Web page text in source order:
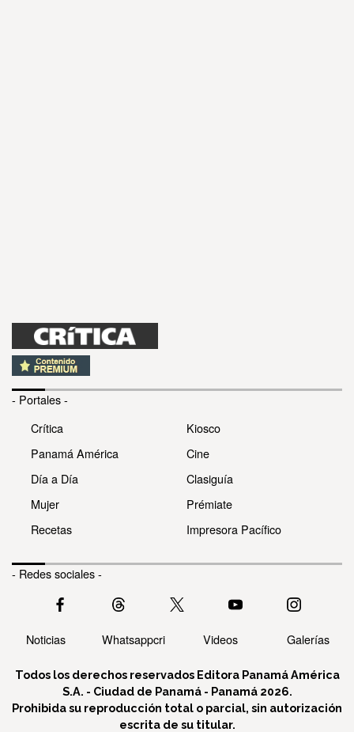
- Portales -
Crítica
Panamá América
Día a Día
Mujer
Recetas
Kiosco
Cine
Clasiguía
Prémiate
Impresora Pacífico
- Redes sociales -
Noticias Whatsappcri Videos Galerías
Todos los derechos reservados Editora Panamá América
S.A. - Ciudad de Panamá - Panamá 2026.
Prohibida su reproducción total o parcial, sin autorización
escrita de su titular.